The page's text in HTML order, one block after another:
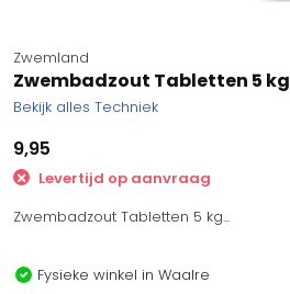
Zwemland
Zwembadzout Tabletten 5 kg
Bekijk alles Techniek
9,95
Levertijd op aanvraag
Zwembadzout Tabletten 5 kg...
Fysieke winkel in Waalre